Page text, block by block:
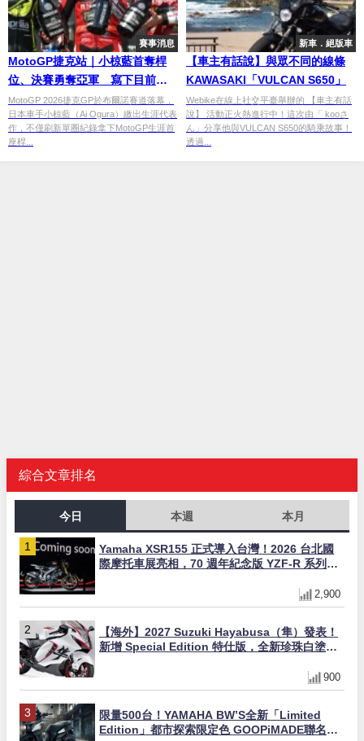
賽事消息
MotoGP捷克站｜小椋藍首奪桿
位、決賽勇奪亞軍 寫下目前生
涯最佳成績
MotoGP 2026捷克GP於布爾諾賽道落幕，
日本車手小椋藍（Ai Ogura）繳出生涯代表
作，不僅刷新單圈紀錄拿下MotoGP生涯首
座桿...
新車．絕版車
【車主有話說】與眾不同的線條
KAWASAKI「VULCAN S650」
Webike在線上社交平臺舉辦的 【車主有話
說】 活動正火熱進行中！這次由「 kooさ
ん」分享他與VULCAN S650的騎乘故事！
透過...
綜合文章排名
今日 本週 本月
Yamaha XSR155 正式導入台灣！2026 台北國
際摩托車展亮相，70 週年紀念版 YZF-R 系列限
2,900
【海外】2027 Suzuki Hayabusa（隼）發表！
新增 Special Edition 特仕版，全新珍珠白塗裝
900
限量500台！YAMAHA BW’S全新「Limited
Edition」都市探索限定色 GOOPiMADE聯名包